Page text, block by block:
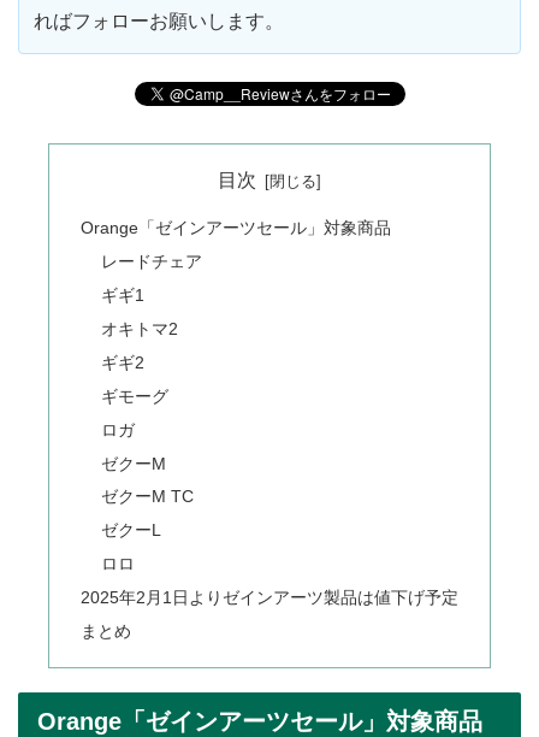
ればフォローお願いします。
目次
Orange「ゼインアーツセール」対象商品
レードチェア
ギギ1
オキトマ2
ギギ2
ギモーグ
ロガ
ゼクーM
ゼクーM TC
ゼクーL
ロロ
2025年2月1日よりゼインアーツ製品は値下げ予定
まとめ
Orange「ゼインアーツセール」対象商品